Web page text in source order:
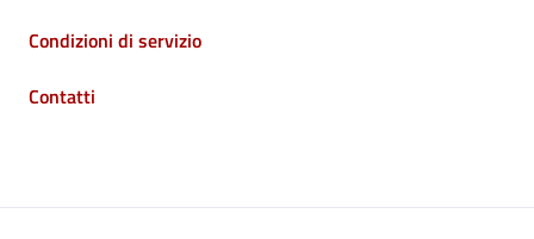
Condizioni di servizio
Contatti